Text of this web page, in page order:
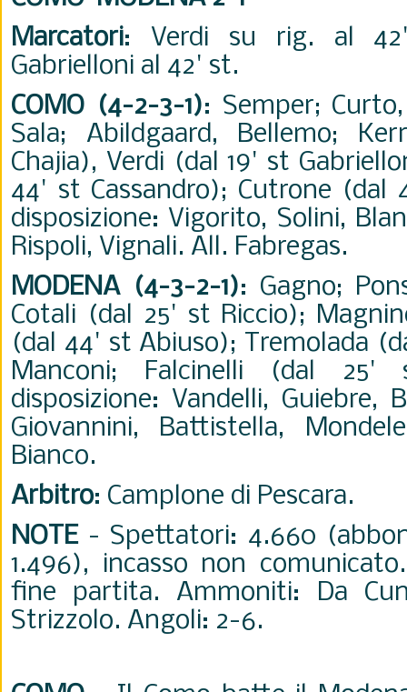
Marcatori: Verdi su rig. al
Gabrielloni al 42' st.
COMO (4-2-3-1): Semper;
Sala; Abildgaard, Bellemo;
Chajia), Verdi (dal 19' st
44' st Cassandro); Cutrone
disposizione: Vigorito, Solini,
Rispoli, Vignali. All. Fabregas.
MODENA (4-3-2-1): Gagno;
Cotali (dal 25' st Riccio);
(dal 44' st Abiuso); Tremolada
Manconi; Falcinelli (dal
disposizione: Vandelli, Guiebre,
Giovannini, Battistella,
Bianco.
Arbitro: Camplone di Pescara.
NOTE- Spettatori: 4.660
1.496), incasso non
fine partita. Ammoniti: Da
Strizzolo. Angoli: 2-6.